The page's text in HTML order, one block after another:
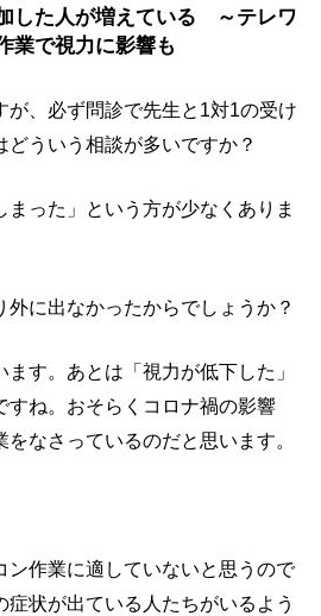
した人が増えている ～テレワ
業で視力に影響も
が、必ず問診で先生と1対1の受け
ういう相談が多いですか？
った」という方が少なくありま
に出なかったからでしょうか？
す。あとは「視力が低下した」
すね。おそらくコロナ禍の影響
なさっているのだと思います。
ン作業に適していないと思うので
状が出ている人たちがいるよう